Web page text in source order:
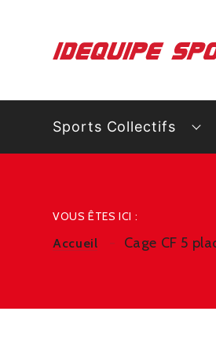
Sports Collectifs
VOUS ÊTES ICI :
Accueil Cage CF 5